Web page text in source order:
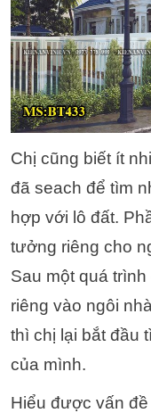
Chị cũng biết ít
đã seach để tìm
hợp với lô đất.
tưởng riêng cho
Sau một quá
riêng vào ngôi
thì chị lại bắt đầu
của mình.
Hiểu được vấn